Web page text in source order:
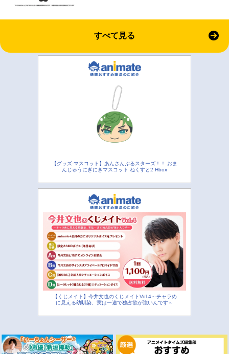
すべて見る
【グッズ-マスコット】あんさんぶるスターズ！！ おま
んじゅうにぎにぎマスコット ねくすと2 Hbox
【くじメイト】今井文也のくじメイトVol.4～チャラめ
に見える幼馴染、実は一途で独占欲が強いんです～